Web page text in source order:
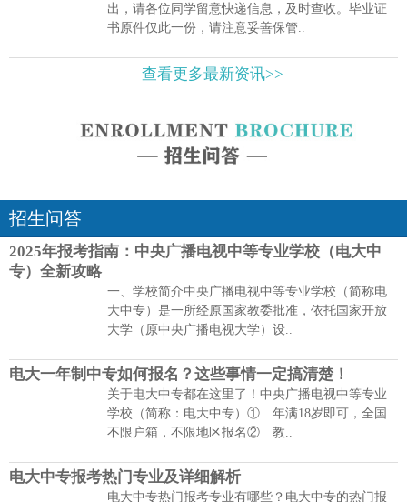
出，请各位同学留意快递信息，及时查收。毕业证
书原件仅此一份，请注意妥善保管..
查看更多最新资讯>>
招生问答
2025年报考指南：中央广播电视中等专业学校（电大中
专）全新攻略
一、学校简介中央广播电视中等专业学校（简称电
大中专）是一所经原国家教委批准，依托国家开放
大学（原中央广播电视大学）设..
电大一年制中专如何报名？这些事情一定搞清楚！
关于电大中专都在这里了！中央广播电视中等专业
学校（简称：电大中专）① 年满18岁即可，全国
不限户箱，不限地区报名② 教..
电大中专报考热门专业及详细解析
电大中专热门报考专业有哪些？电大中专的热门报